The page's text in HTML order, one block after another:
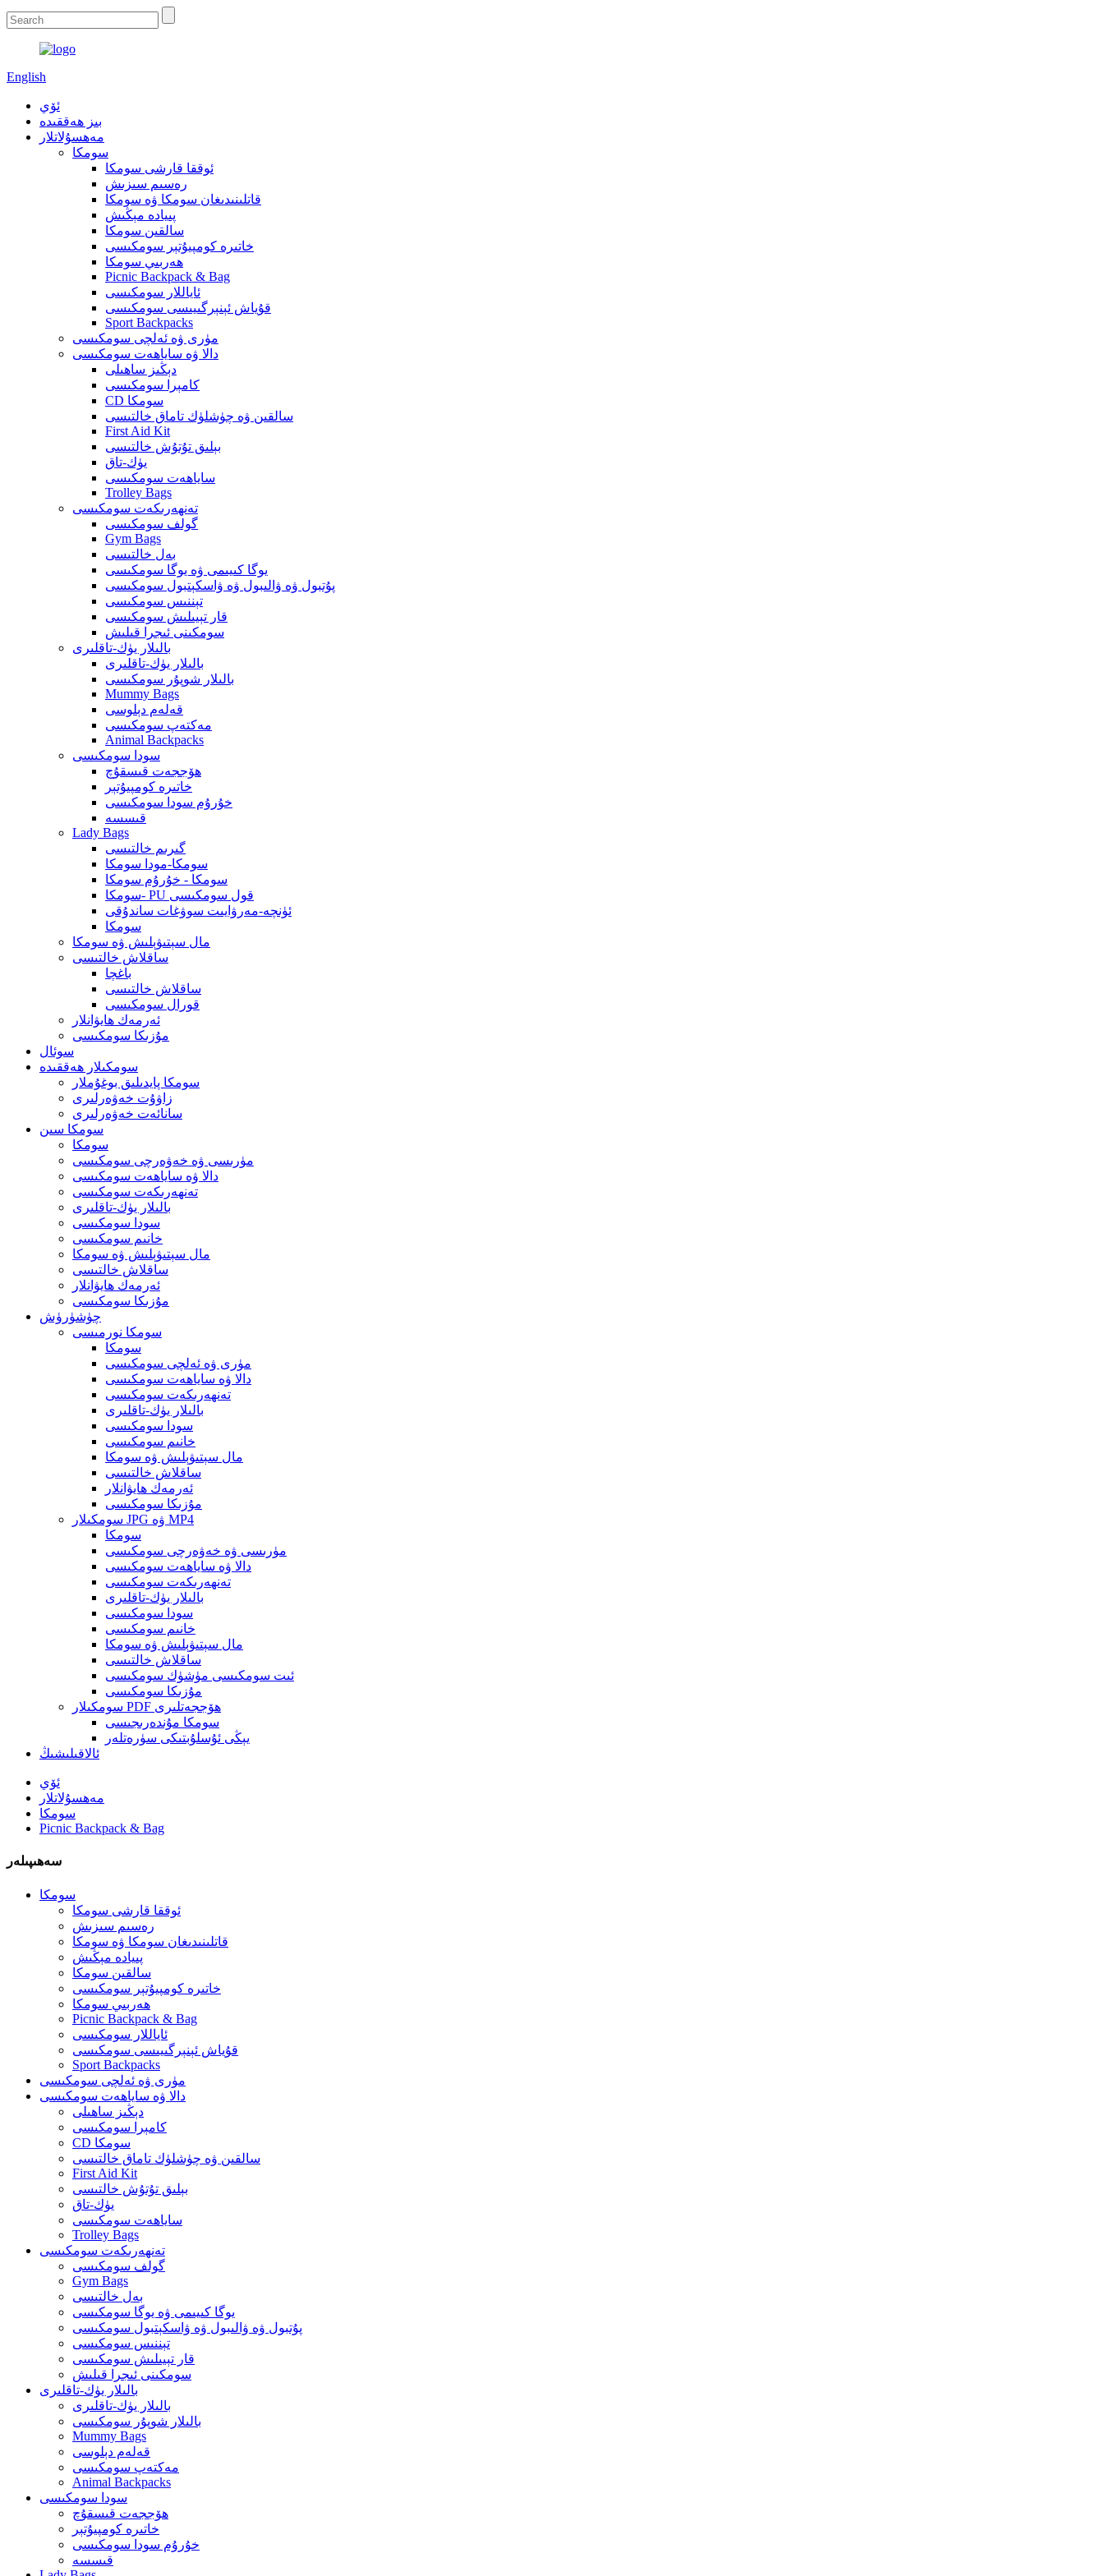
English
ئۆي
بىز ھەققىدە
مەھسۇلاتلار
سومكا
ئوققا قارشى سومكا
رەسىم سىزىش
قاتلىنىدىغان سومكا ۋە سومكا
پىيادە مېڭىش
سالقىن سومكا
خاتىرە كومپيۇتېر سومكىسى
ھەربىي سومكا
Picnic Backpack & Bag
ئاياللار سومكىسى
قۇياش ئېنېرگىيىسى سومكىسى
Sport Backpacks
مۈرى ۋە ئەلچى سومكىسى
دالا ۋە ساياھەت سومكىسى
دېڭىز ساھىلى
كامېرا سومكىسى
CD سومكا
سالقىن ۋە چۈشلۈك تاماق خالتىسى
First Aid Kit
بېلىق تۇتۇش خالتىسى
يۈك-تاق
ساياھەت سومكىسى
Trolley Bags
تەنھەرىكەت سومكىسى
گولف سومكىسى
Gym Bags
بەل خالتىسى
يوگا كىيىمى ۋە يوگا سومكىسى
پۇتبول ۋە ۋالىبول ۋە ۋاسكېتبول سومكىسى
تېننىس سومكىسى
قار تېيىلىش سومكىسى
سومكىنى ئىجرا قىلىش
بالىلار يۈك-تاقلىرى
بالىلار يۈك-تاقلىرى
بالىلار شوپۇر سومكىسى
Mummy Bags
قەلەم دېلوسى
مەكتەپ سومكىسى
Animal Backpacks
سودا سومكىسى
ھۆججەت قىسقۇچ
خاتىرە كومپيۇتېر
خۇرۇم سودا سومكىسى
قىسسە
Lady Bags
گىرىم خالتىسى
سومكا-مودا سومكا
سومكا - خۇرۇم سومكا
سومكا- PU قول سومكىسى
ئۈنچە-مەرۋايىت سوۋغات ساندۇقى
سومكا
مال سېتىۋېلىش ۋە سومكا
ساقلاش خالتىسى
باغچا
ساقلاش خالتىسى
قورال سومكىسى
ئەرمەك ھايۋانلار
مۇزىكا سومكىسى
سوئال
سومكىلار ھەققىدە
سومكا پايدىلىق بوغۇملار
زاۋۇت خەۋەرلىرى
سانائەت خەۋەرلىرى
سومكا سىن
سومكا
مۈرىسى ۋە خەۋەرچى سومكىسى
دالا ۋە ساياھەت سومكىسى
تەنھەرىكەت سومكىسى
بالىلار يۈك-تاقلىرى
سودا سومكىسى
خانىم سومكىسى
مال سېتىۋېلىش ۋە سومكا
ساقلاش خالتىسى
ئەرمەك ھايۋانلار
مۇزىكا سومكىسى
چۈشۈرۈش
سومكا نورمىسى
سومكا
مۈرى ۋە ئەلچى سومكىسى
دالا ۋە ساياھەت سومكىسى
تەنھەرىكەت سومكىسى
بالىلار يۈك-تاقلىرى
سودا سومكىسى
خانىم سومكىسى
مال سېتىۋېلىش ۋە سومكا
ساقلاش خالتىسى
ئەرمەك ھايۋانلار
مۇزىكا سومكىسى
سومكىلار JPG ۋە MP4
سومكا
مۈرىسى ۋە خەۋەرچى سومكىسى
دالا ۋە ساياھەت سومكىسى
تەنھەرىكەت سومكىسى
بالىلار يۈك-تاقلىرى
سودا سومكىسى
خانىم سومكىسى
مال سېتىۋېلىش ۋە سومكا
ساقلاش خالتىسى
ئىت سومكىسى مۈشۈك سومكىسى
مۇزىكا سومكىسى
سومكىلار PDF ھۆججەتلىرى
سومكا مۇندەرىجىسى
يېڭى ئۇسلۇبتىكى سۈرەتلەر
ئالاقىلىشىڭ
ئۆي
مەھسۇلاتلار
سومكا
Picnic Backpack & Bag
سەھىپىلەر
سومكا
ئوققا قارشى سومكا
رەسىم سىزىش
قاتلىنىدىغان سومكا ۋە سومكا
پىيادە مېڭىش
سالقىن سومكا
خاتىرە كومپيۇتېر سومكىسى
ھەربىي سومكا
Picnic Backpack & Bag
ئاياللار سومكىسى
قۇياش ئېنېرگىيىسى سومكىسى
Sport Backpacks
مۈرى ۋە ئەلچى سومكىسى
دالا ۋە ساياھەت سومكىسى
دېڭىز ساھىلى
كامېرا سومكىسى
CD سومكا
سالقىن ۋە چۈشلۈك تاماق خالتىسى
First Aid Kit
بېلىق تۇتۇش خالتىسى
يۈك-تاق
ساياھەت سومكىسى
Trolley Bags
تەنھەرىكەت سومكىسى
گولف سومكىسى
Gym Bags
بەل خالتىسى
يوگا كىيىمى ۋە يوگا سومكىسى
پۇتبول ۋە ۋالىبول ۋە ۋاسكېتبول سومكىسى
تېننىس سومكىسى
قار تېيىلىش سومكىسى
سومكىنى ئىجرا قىلىش
بالىلار يۈك-تاقلىرى
بالىلار يۈك-تاقلىرى
بالىلار شوپۇر سومكىسى
Mummy Bags
قەلەم دېلوسى
مەكتەپ سومكىسى
Animal Backpacks
سودا سومكىسى
ھۆججەت قىسقۇچ
خاتىرە كومپيۇتېر
خۇرۇم سودا سومكىسى
قىسسە